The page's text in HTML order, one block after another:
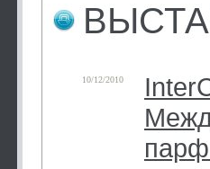
10/12/2010